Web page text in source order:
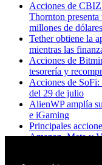
Acciones de
Thornton
millones de dólares
Tether obtiene la
mientras las
Acciones de
tesorería y
Acciones de SoFi:
del 29 de julio
AlienWP amplía
e iGaming
Principales
Amazon, Meta y